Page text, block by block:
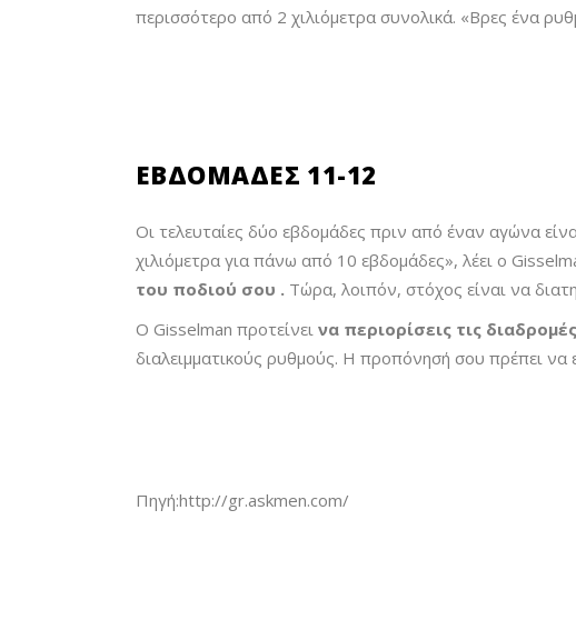
περισσότερο από 2 χιλιόμετρα συνολικά. «Βρες ένα
EΒΔΟΜΆΔΕΣ 11-12
Οι τελευταίες δύο εβδομάδες πριν από έναν αγώνα
χιλιόμετρα για πάνω από 10 εβδομάδες», λέει ο
του ποδιού σου . Τώρα, λοιπόν, στόχος είναι να
Ο Gisselman προτείνει να περιορίσεις τις
διαλειμματικούς ρυθμούς. Η προπόνησή σου πρέπει να
Πηγή:http://gr.askmen.com/